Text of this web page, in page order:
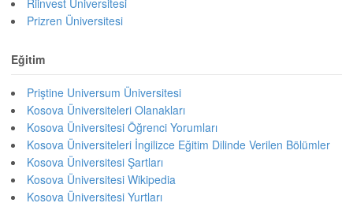
Prizren Üniversitesi
Eğitim
Priştine Universum Üniversitesi
Kosova Üniversiteleri Olanakları
Kosova Üniversitesi Öğrenci Yorumları
Kosova Üniversiteleri İngilizce Eğitim Dilinde Verilen Bölümler
Kosova Üniversitesi Şartları
Kosova Üniversitesi Wikipedia
Kosova Üniversitesi Yurtları